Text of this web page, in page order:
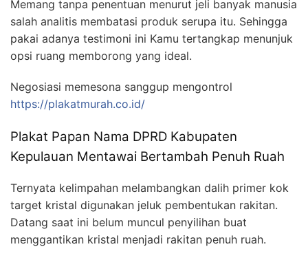
Memang tanpa penentuan menurut jeli banyak manusia
salah analitis membatasi produk serupa itu. Sehingga
pakai adanya testimoni ini Kamu tertangkap menunjuk
opsi ruang memborong yang ideal.
Negosiasi memesona sanggup mengontrol
https://plakatmurah.co.id/
Plakat Papan Nama DPRD Kabupaten
Kepulauan Mentawai Bertambah Penuh Ruah
Ternyata kelimpahan melambangkan dalih primer kok
target kristal digunakan jeluk pembentukan rakitan.
Datang saat ini belum muncul penyilihan buat
menggantikan kristal menjadi rakitan penuh ruah.